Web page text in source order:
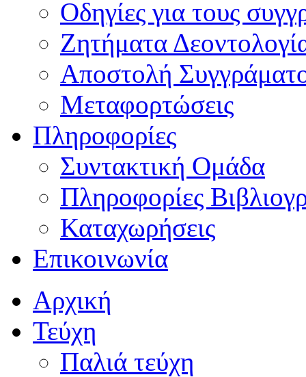
Οδηγίες για τους
Ζητήματα
Αποστολή
Μεταφορτώσεις
Πληροφορίες
Συντακτική Ομάδα
Πληροφορίες
Καταχωρήσεις
Επικοινωνία
Αρχική
Τεύχη
Παλιά τεύχη